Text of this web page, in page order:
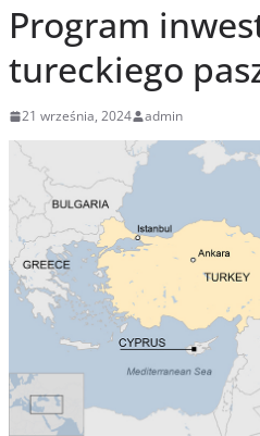
Program
tureckiego
21 września, 2024 admin